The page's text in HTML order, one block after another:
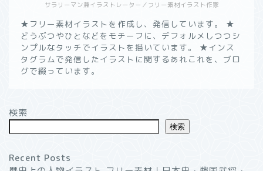
サラリーマン兼イラストレーター／フリー素材イラスト作家
★フリー素材イラストを作成し、発信しています。 ★
どうぶつやひとなどをモチーフに、デフォルメしつつシ
ンプルなタッチでイラストを描いています。 ★インス
タグラムで発信したイラストに関するあれこれを、ブロ
グで綴っています。
検索
検索
Recent Posts
無料イラスト素材一覧┃商